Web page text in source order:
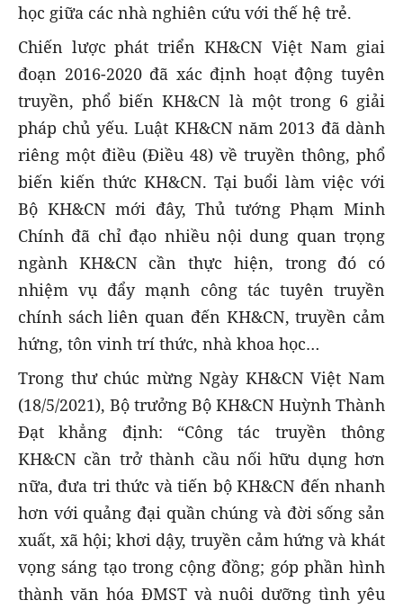
học giữa các nhà nghiên cứu với thế hệ trẻ.
Chiến lược phát triển KH&CN Việt Nam giai
đoạn 2016-2020 đã xác định hoạt động tuyên
truyền, phổ biến KH&CN là một trong 6 giải
pháp chủ yếu. Luật KH&CN năm 2013 đã dành
riêng một điều (Điều 48) về truyền thông, phổ
biến kiến thức KH&CN. Tại buổi làm việc với
Bộ KH&CN mới đây, Thủ tướng Phạm Minh
Chính đã chỉ đạo nhiều nội dung quan trọng
ngành KH&CN cần thực hiện, trong đó có
nhiệm vụ đẩy mạnh công tác tuyên truyền
chính sách liên quan đến KH&CN, truyền cảm
hứng, tôn vinh trí thức, nhà khoa học…
Trong thư chúc mừng Ngày KH&CN Việt Nam
(18/5/2021), Bộ trưởng Bộ KH&CN Huỳnh Thành
Đạt khẳng định: “Công tác truyền thông
KH&CN cần trở thành cầu nối hữu dụng hơn
nữa, đưa tri thức và tiến bộ KH&CN đến nhanh
hơn với quảng đại quần chúng và đời sống sản
xuất, xã hội; khơi dậy, truyền cảm hứng và khát
vọng sáng tạo trong cộng đồng; góp phần hình
thành văn hóa ĐMST và nuôi dưỡng tình yêu